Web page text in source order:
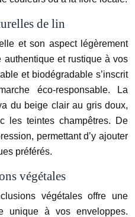
de lin
et son aspect légèrement
authentique et rustique à vos
et biodégradable s’inscrit
éco-responsable. La
du beige clair au gris doux,
les teintes champêtres. De
permettant d’y ajouter
préférés.
végétales
végétales offre une
unique à vos enveloppes.